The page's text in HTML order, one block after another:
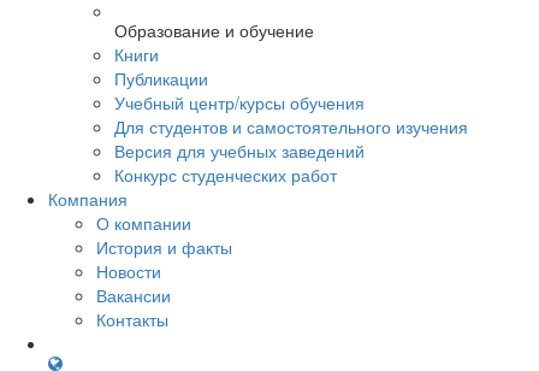
Образование и обучение
Книги
Публикации
Учебный центр/курсы обучения
Для студентов и самостоятельного изучения
Версия для учебных заведений
Конкурс студенческих работ
Компания
О компании
История и факты
Новости
Вакансии
Контакты